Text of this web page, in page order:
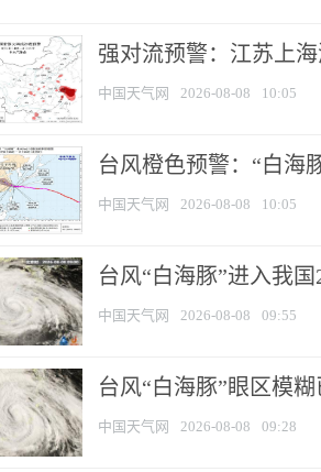
强对流预警：江苏上
中国天气网 2026-08-08 10:05
台风橙色预警：“白海
中国天气网 2026-08-08 10:05
台风“白海豚”进入我
中国天气网 2026-08-08 09:55
台风“白海豚”眼区模
中国天气网 2026-08-08 09:28